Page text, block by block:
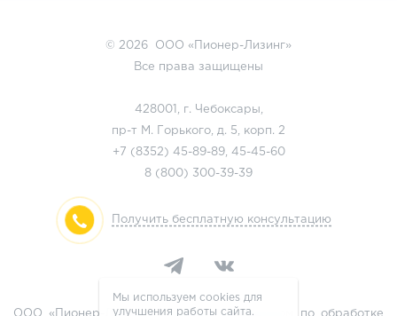
© 2026 ООО «Пионер-Лизинг»
Все права защищены
428001, г. Чебоксары,
пр-т М. Горького, д. 5, корп. 2
+7 (8352) 45-89-89, 45-45-60
8 (800) 300-39-39
Получить бесплатную консультацию
ООО «Пионер-Лизинг» является оператором по обработке
Мы используем cookies для
улучшения работы сайта.